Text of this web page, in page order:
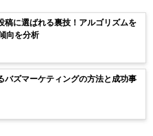
稿に選ばれる裏技！アルゴリズムを
向を分析
バズマーケティングの方法と成功事